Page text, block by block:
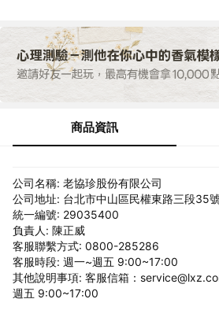
商品資訊
公司名稱: 老協珍股份有限公司
公司地址: 台北市中山區民權東路三段35
統一編號: 29035400
負責人: 陳正威
客服聯繫方式: 0800-285286
客服時段: 週一~週五 9:00~17:00
其他說明事項: 客服信箱：
週五 9:00~17:00